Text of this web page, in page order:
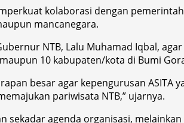
kolaborasi dengan
mancanegara.
NTB, Lalu Muhamad Iqbal,
10 kabupaten/kota di Bumi
besar agar kepengurusan
pariwisata NTB,” ujarnya.
sekadar agenda organisasi,